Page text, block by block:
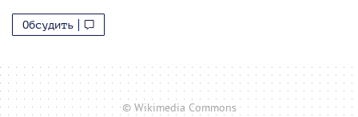
Обсудить
© Wikimedia Commons